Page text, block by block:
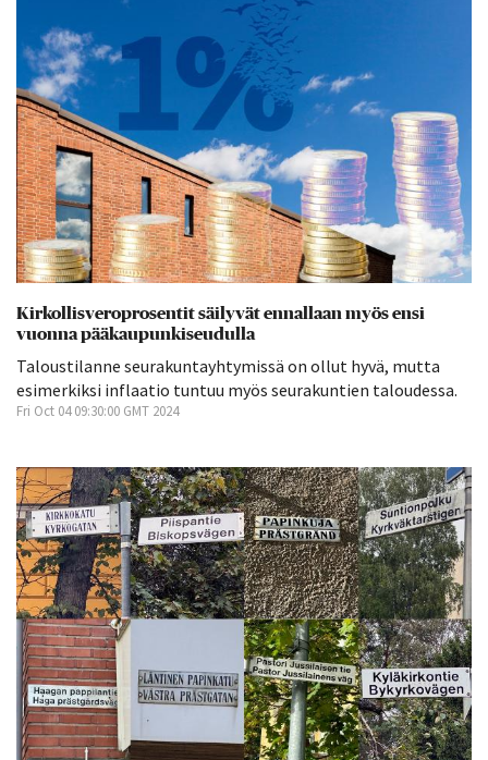
Kirkollisveroprosentit säilyvät ennallaan myös ensi
vuonna pääkaupunkiseudulla
Taloustilanne seurakuntayhtymissä on ollut hyvä, mutta
esimerkiksi inflaatio tuntuu myös seurakuntien taloudessa.
Fri Oct 04 09:30:00 GMT 2024